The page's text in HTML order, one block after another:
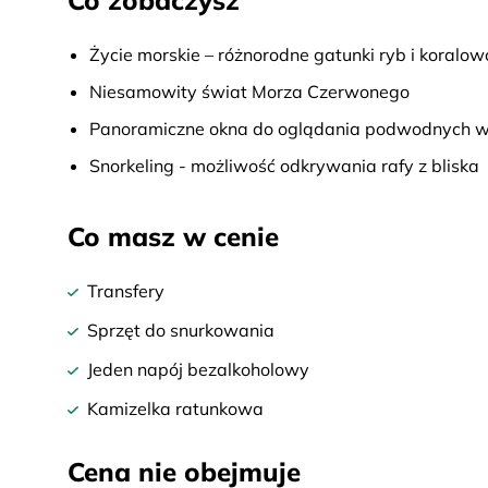
Życie morskie – różnorodne gatunki ryb i
Niesamowity świat Morza Czerwonego
Panoramiczne okna do oglądania podwodnych
Snorkeling - możliwość odkrywania rafy z bliska
Co masz w cenie
Transfery
Sprzęt do snurkowania
Jeden napój bezalkoholowy
Kamizelka ratunkowa
Cena nie obejmuje